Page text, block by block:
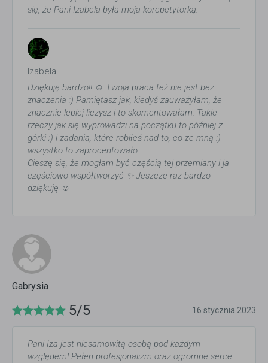
się, że Pani Izabela była moja korepetytorką.
Izabela
Dziękuję bardzo!! ☺️ Twoja praca też nie jest bez
znaczenia :) Pamiętasz jak, kiedyś zauważyłam, że
znacznie lepiej liczysz i to skomentowałam. Takie
rzeczy jak się wyprowadzi na początku to później z
górki ;) i zadania, które robiłeś nad to, co ze mną :)
wszystko to zaprocentowało.
Cieszę się, że mogłam być częścią tej przemiany i ja
częściowo współtworzyć ✨ Jeszcze raz bardzo
dziękuję ☺️
Gabrysia
5/5 16 stycznia 2023
Pani Iza jest niesamowitą osobą pod każdym
względem! Pełen profesjonalizm oraz ogromne serce